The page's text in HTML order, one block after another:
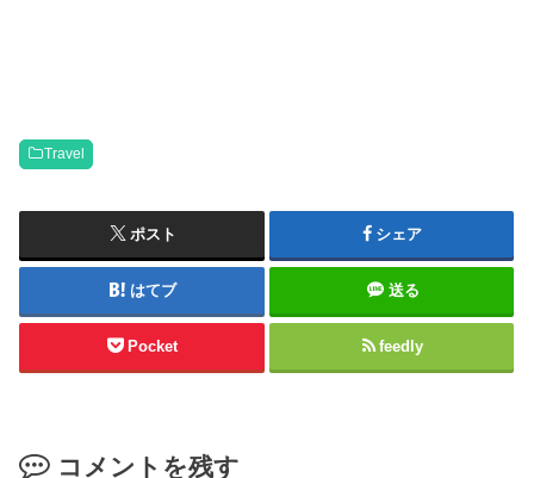
Travel
ポスト シェア
はてブ 送る
Pocket feedly
コメントを残す